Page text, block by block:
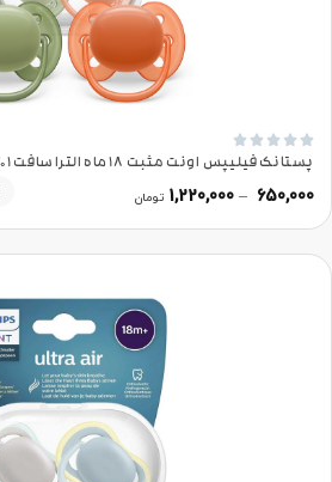





پستانک فیلیپس اونت مثبت 18 ماه الترا سافت SCF093/01
650,000
–
1,220,000 تومان